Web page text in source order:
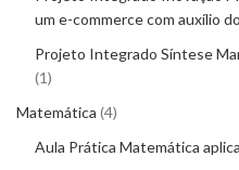
um e-commerce com auxílio
Projeto Integrado Síntese
1
Matemática 4
Aula Prática Matemática